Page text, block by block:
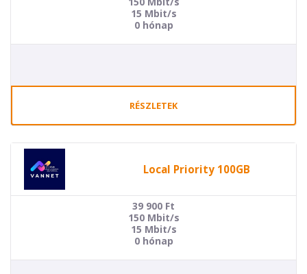
15 Mbit/s
0 hónap
RÉSZLETEK
Local Priority 100GB
39 900 Ft
150 Mbit/s
15 Mbit/s
0 hónap